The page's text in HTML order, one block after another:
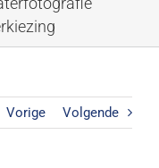
Vorige Volgende